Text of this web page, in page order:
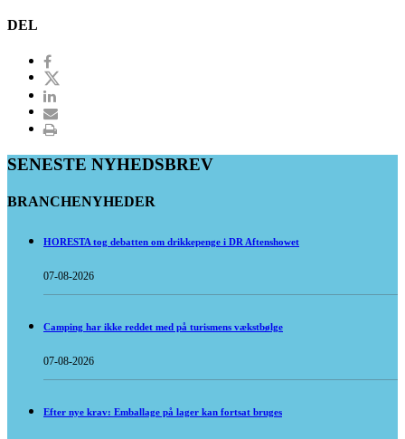
DEL
SENESTE NYHEDSBREV
BRANCHENYHEDER
HORESTA tog debatten om drikkepenge i DR Aftenshowet
07-08-2026
Camping har ikke reddet med på turismens vækstbølge
07-08-2026
Efter nye krav: Emballage på lager kan fortsat bruges